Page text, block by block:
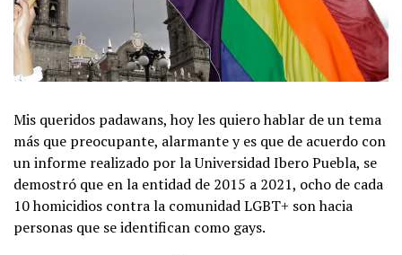
Mis queridos padawans, hoy les quiero hablar de un tema
más que preocupante, alarmante y es que de acuerdo con
un informe realizado por la Universidad Ibero Puebla, se
demostró que en la entidad de 2015 a 2021, ocho de cada
10 homicidios contra la comunidad LGBT+ son hacia
personas que se identifican como gays.